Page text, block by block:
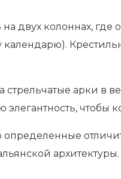
двух колоннах,
арки в
чтобы
определенные